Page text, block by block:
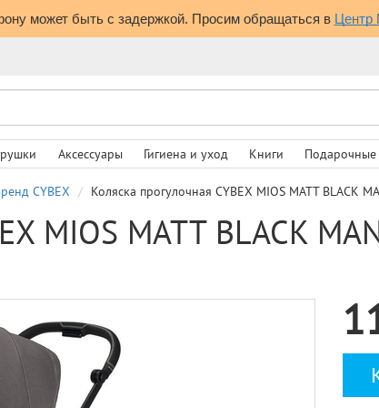
может быть с задержкой. Просим обращаться в Центр
Аксессуары Гигиена и уход Книги Подарочные
CYBEX Коляска прогулочная CYBEX MIOS MATT BLACK
MIOS MATT BLACK